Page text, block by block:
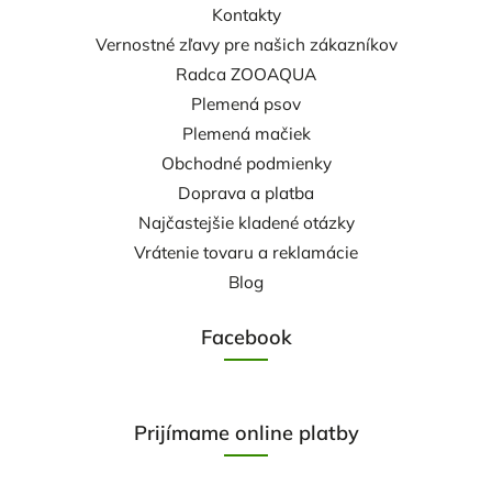
Kontakty
Vernostné zľavy pre našich zákazníkov
Radca ZOOAQUA
Plemená psov
Plemená mačiek
Obchodné podmienky
Doprava a platba
Najčastejšie kladené otázky
Vrátenie tovaru a reklamácie
Blog
Facebook
Prijímame online platby